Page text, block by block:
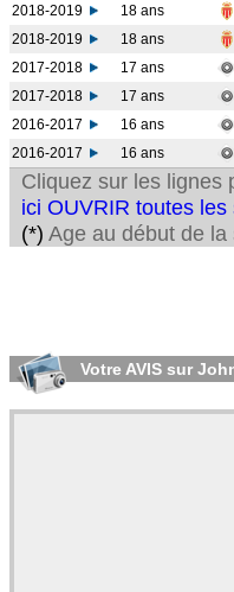
2018-2019
18 ans
2018-2019
18 ans
2017-2018
17 ans
2017-2018
17 ans
2016-2017
16 ans
2016-2017
16 ans
Cliquez sur les lignes
ici OUVRIR toutes les
(*) Age au début de la
Votre AVIS sur